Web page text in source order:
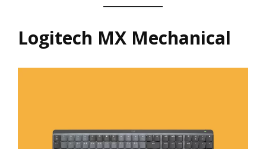
Logitech MX Mechanical